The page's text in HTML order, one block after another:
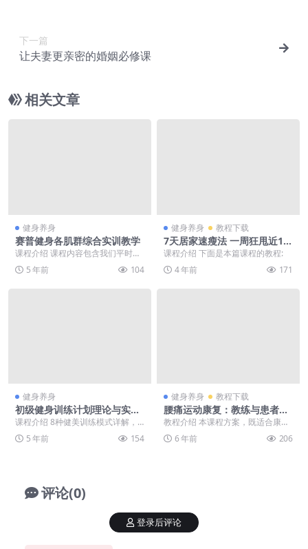
下一篇
让夫妻更亲密的婚姻必修课
相关文章
健身养身
赛普健身各肌群综合实训教学
课程介绍 课程内容包含我们平时接
触更多的13大体表肌肉的抗阻力训
练动作的要领 、...
5 年前 104
健身养身 教程下载
7天居家速瘦法 一周狂甩近10
斤
课程介绍 下面是本篇课程的教程:
4 年前
171
健身养身
初级健身训练计划理论与实训
课
课程介绍 8种健美训练模式详解，
原理，优缺点，计划编排，进阶模
式，GPP-基础素...
5 年前 154
健身养身 教程下载
腰痛运动康复：教练与患者必
学
教程介绍 本课程方案，既适合康复
师、健身教练、瑜伽老师、按摩
师、医生等，让你能够...
6 年前 206
评论(0)
登录后评论